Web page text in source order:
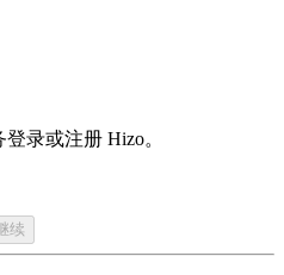
录或注册 Hizo。
续